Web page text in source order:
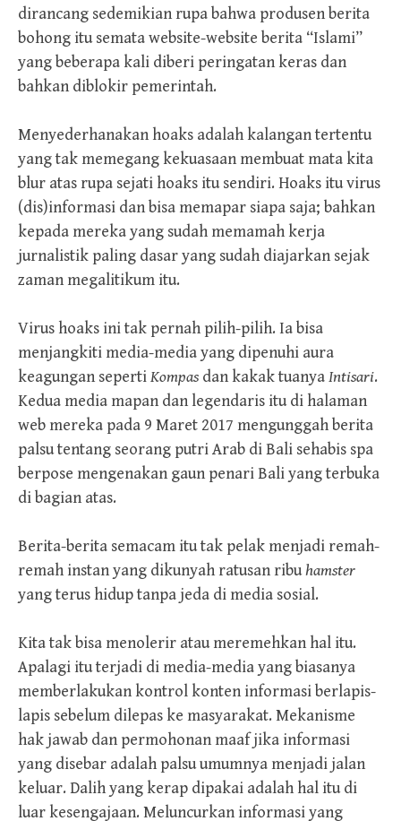
dirancang sedemikian rupa bahwa produsen berita
bohong itu semata website-website berita “Islami”
yang beberapa kali diberi peringatan keras dan
bahkan diblokir pemerintah.
Menyederhanakan hoaks adalah kalangan tertentu
yang tak memegang kekuasaan membuat mata kita
blur atas rupa sejati hoaks itu sendiri. Hoaks itu virus
(dis)informasi dan bisa memapar siapa saja; bahkan
kepada mereka yang sudah memamah kerja
jurnalistik paling dasar yang sudah diajarkan sejak
zaman megalitikum itu.
Virus hoaks ini tak pernah pilih-pilih. Ia bisa
menjangkiti media-media yang dipenuhi aura
keagungan sepertiKompas dan kakak tuanyaIntisari.
Kedua media mapan dan legendaris itu di halaman
web mereka pada 9 Maret 2017 mengunggah berita
palsu tentang seorang putri Arab di Bali sehabis spa
berpose mengenakan gaun penari Bali yang terbuka
di bagian atas.
Berita-berita semacam itu tak pelak menjadi remah-
remah instan yang dikunyah ratusan ribuhamster
yang terus hidup tanpa jeda di media sosial.
Kita tak bisa menolerir atau meremehkan hal itu.
Apalagi itu terjadi di media-media yang biasanya
memberlakukan kontrol konten informasi berlapis-
lapis sebelum dilepas ke masyarakat. Mekanisme
hak jawab dan permohonan maaf jika informasi
yang disebar adalah palsu umumnya menjadi jalan
keluar. Dalih yang kerap dipakai adalah hal itu di
luar kesengajaan. Meluncurkan informasi yang